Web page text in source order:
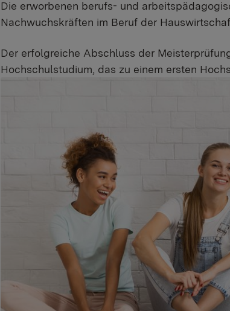
Die erworbenen berufs- und
Nachwuchskräften im Beruf der
Der erfolgreiche Abschluss der
Hochschulstudium, das zu einem ersten